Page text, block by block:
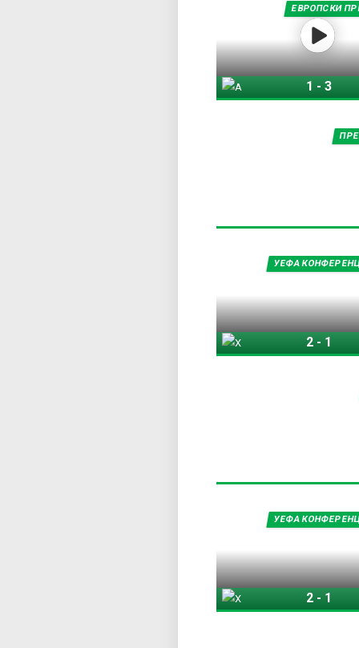
ЕВРОПСКИ
1 - 3
УЕФА
2- 1
УЕФА
2- 1